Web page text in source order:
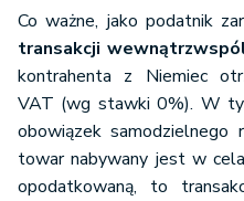
Co ważne, jako podatnik
transakcji
kontrahenta z Niemiec
VAT (wg stawki 0%). W
obowiązek samodzielnego
towar nabywany jest w
opodatkowaną, to